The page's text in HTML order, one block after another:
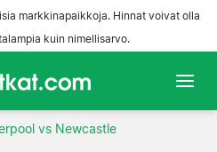
markkinapaikkoja. Hinnat voivat olla
kuin nimellisarvo.
vs Newcastle